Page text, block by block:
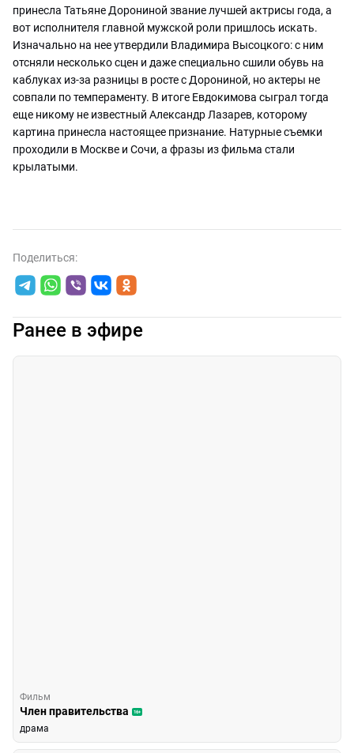
принесла Татьяне Дорониной звание лучшей актрисы года, а
вот исполнителя главной мужской роли пришлось искать.
Изначально на нее утвердили Владимира Высоцкого: с ним
отсняли несколько сцен и даже специально сшили обувь на
каблуках из-за разницы в росте с Дорониной, но актеры не
совпали по темпераменту. В итоге Евдокимова сыграл тогда
еще никому не известный Александр Лазарев, которому
картина принесла настоящее признание. Натурные съемки
проходили в Москве и Сочи, а фразы из фильма стали
крылатыми.
Поделиться:
Ранее в эфире
Фильм
Член правительства 16+
драма